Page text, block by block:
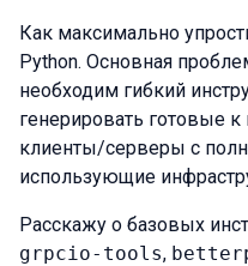
Как максимально
Python. Основная
необходим гибкий
генерировать готовые
клиенты/серверы с
использующие
Расскажу о базовых
grpcio-tools,